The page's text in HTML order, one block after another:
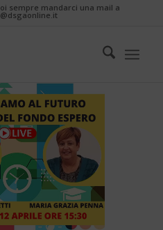
sempre mandarci una mail a